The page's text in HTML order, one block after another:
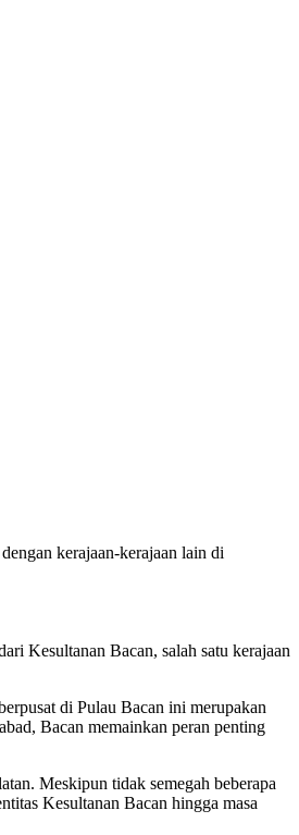
kerajaan-kerajaan lain di
Kesultanan Bacan, salah satu kerajaan
di Pulau Bacan ini merupakan
Bacan memainkan peran penting
Meskipun tidak semegah beberapa
Kesultanan Bacan hingga masa